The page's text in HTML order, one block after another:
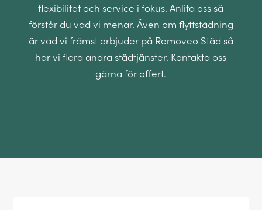
flexibilitet och service i fokus. Anlita oss så
förstår du vad vi menar. Även om flyttstädning
är vad vi främst erbjuder på Removeo Städ så
har vi flera andra städtjänster. Kontakta oss
gärna för offert.